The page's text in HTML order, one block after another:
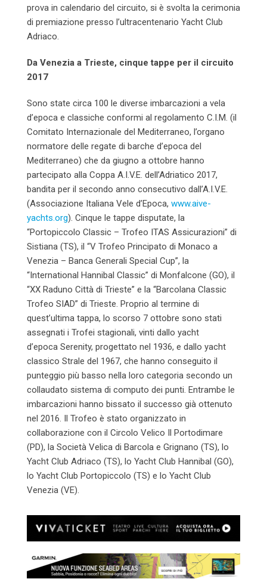
prova in calendario del circuito, si è svolta la cerimonia
di premiazione presso l’ultracentenario Yacht Club
Adriaco.
Da Venezia a Trieste, cinque tappe per il circuito
2017
Sono state circa 100 le diverse imbarcazioni a vela
d’epoca e classiche conformi al regolamento C.I.M. (il
Comitato Internazionale del Mediterraneo, l’organo
normatore delle regate di barche d’epoca del
Mediterraneo) che da giugno a ottobre hanno
partecipato alla Coppa A.I.V.E. dell’Adriatico 2017,
bandita per il secondo anno consecutivo dall’A.I.V.E.
(Associazione Italiana Vele d’Epoca, www.aive-
yachts.org). Cinque le tappe disputate, la
“Portopiccolo Classic – Trofeo ITAS Assicurazioni” di
Sistiana (TS), il “V Trofeo Principato di Monaco a
Venezia – Banca Generali Special Cup”, la
“International Hannibal Classic” di Monfalcone (GO), il
“XX Raduno Città di Trieste” e la “Barcolana Classic
Trofeo SIAD” di Trieste. Proprio al termine di
quest’ultima tappa, lo scorso 7 ottobre sono stati
assegnati i Trofei stagionali, vinti dallo yacht
d’epoca Serenity, progettato nel 1936, e dallo yacht
classico Strale del 1967, che hanno conseguito il
punteggio più basso nella loro categoria secondo un
collaudato sistema di computo dei punti. Entrambe le
imbarcazioni hanno bissato il successo già ottenuto
nel 2016. Il Trofeo è stato organizzato in
collaborazione con il Circolo Velico Il Portodimare
(PD), la Società Velica di Barcola e Grignano (TS), lo
Yacht Club Adriaco (TS), lo Yacht Club Hannibal (GO),
lo Yacht Club Portopiccolo (TS) e lo Yacht Club
Venezia (VE).